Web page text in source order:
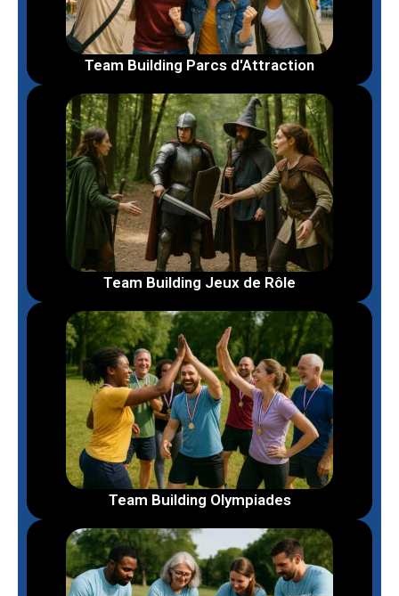
Team Building Parcs d'Attraction
Team Building Jeux de Rôle
Team Building Olympiades